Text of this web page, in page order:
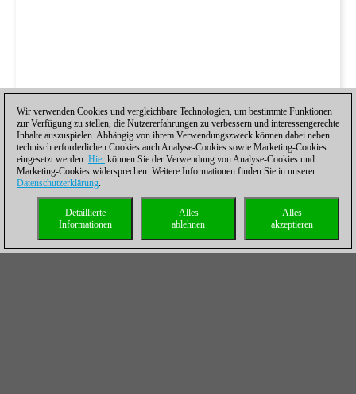
Wir verwenden Cookies und vergleichbare Technologien, um bestimmte Funktionen
zur Verfügung zu stellen, die Nutzererfahrungen zu verbessern und interessengerechte
Inhalte auszuspielen. Abhängig von ihrem Verwendungszweck können dabei neben
technisch erforderlichen Cookies auch Analyse-Cookies sowie Marketing-Cookies
eingesetzt werden. Hier können Sie der Verwendung von Analyse-Cookies und
Marketing-Cookies widersprechen. Weitere Informationen finden Sie in unserer
Datenschutzerklärung.
Alles
akzeptieren
Alles
ablehnen
Detaillierte
Informationen